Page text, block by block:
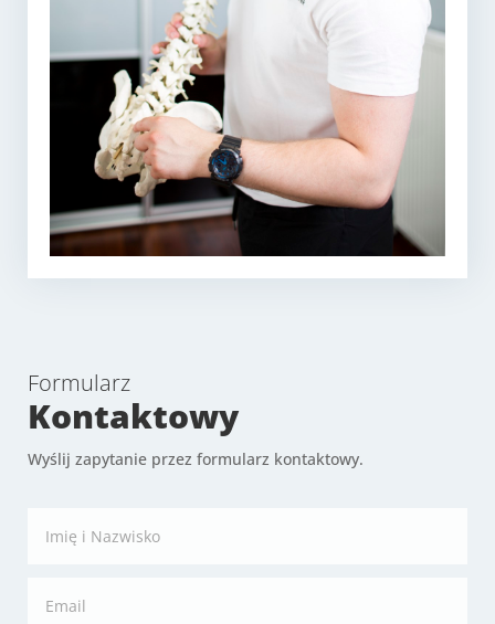
Formularz
Kontaktowy
Wyślij zapytanie przez formularz kontaktowy.